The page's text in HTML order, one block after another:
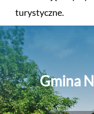
turystyczne.
Gmina